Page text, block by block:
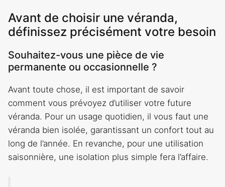
Avant de choisir une véranda,
définissez précisément votre besoin
Souhaitez-vous une pièce de vie
permanente ou occasionnelle ?
Avant toute chose, il est important de savoir
comment vous prévoyez d’utiliser votre future
véranda. Pour un usage quotidien, il vous faut une
véranda bien isolée, garantissant un confort tout au
long de l’année. En revanche, pour une utilisation
saisonnière, une isolation plus simple fera l’affaire.